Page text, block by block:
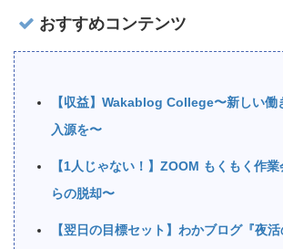
おすすめコンテンツ
【収益】Wakablog College〜新しい働
入源を〜
【1人じゃない！】ZOOM もくもく作
らの脱却〜
【翌日の目標セット】わかブログ『夜